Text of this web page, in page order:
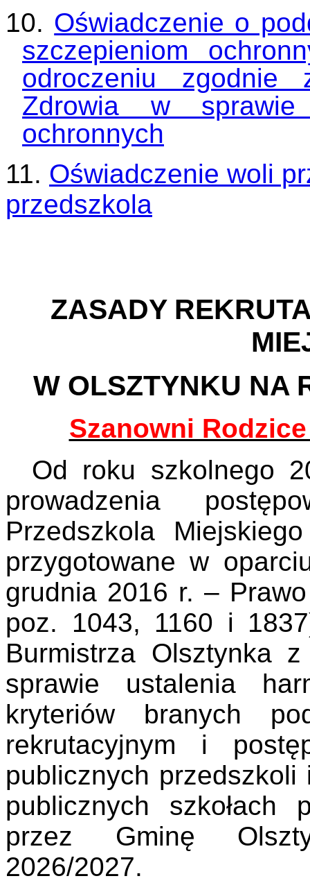
10. Oświadczenie o
szczepieniom
odroczeniu zgodnie
Zdrowia w sprawie
ochronnych
11. Oświadczenie woli
przedszkola
ZASADY
W OLSZTYNKU NA
Szanowni
Od roku szkolnego
prowadzenia
Przedszkola
przygotowane w
grudnia 2016 r. –
poz. 1043, 1160 i 1837
Burmistrza Olsztynka
sprawie ustalenia
kryteriów branych
rekrutacyjnym i
publicznych przedszkoli
publicznych szkołach
przez Gminę
2026/2027.